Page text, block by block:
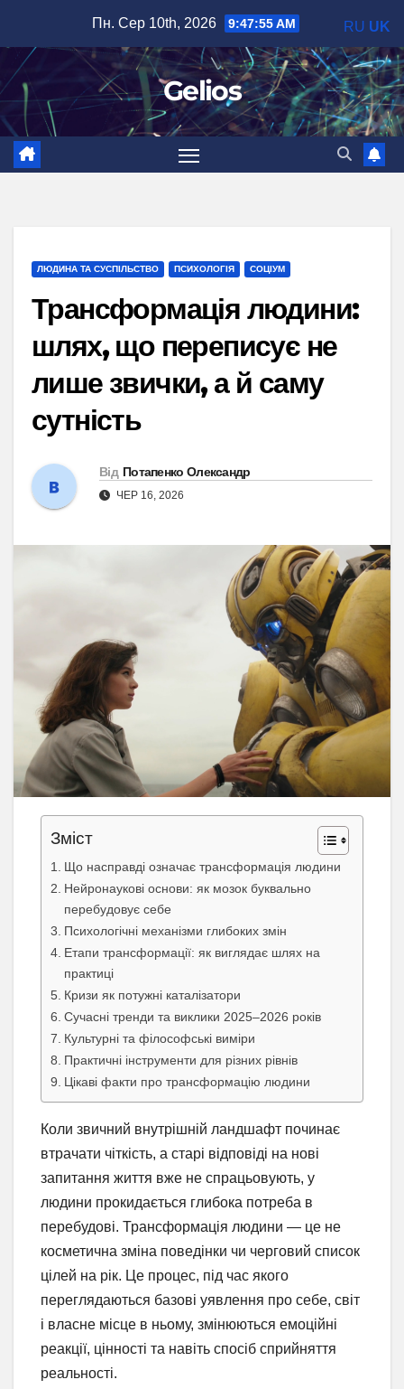
вмісту
Пн. Сер 10th, 2026 9:47:56 AM
Gelios
ЛЮДИНА ТА СУСПІЛЬСТВО ПСИХОЛОГІЯ СОЦІУМ
Трансформація людини:
шлях, що переписує не
лише звички, а й саму
сутність
Від Потапенко Олександр
ЧЕР 16, 2026
Зміст
Що насправді означає трансформація людини
Нейронаукові основи: як мозок буквально
перебудовує себе
Психологічні механізми глибоких змін
Етапи трансформації: як виглядає шлях на
практиці
Кризи як потужні каталізатори
Сучасні тренди та виклики 2025–2026 років
Культурні та філософські виміри
Практичні інструменти для різних рівнів
Цікаві факти про трансформацію людини
Коли звичний внутрішній ландшафт починає
втрачати чіткість, а старі відповіді на нові
запитання життя вже не спрацьовують, у
людини прокидається глибока потреба в
перебудові. Трансформація людини — це не
косметична зміна поведінки чи черговий список
цілей на рік. Це процес, під час якого
переглядаються базові уявлення про себе, світ
і власне місце в ньому, змінюються емоційні
реакції, цінності та навіть спосіб сприйняття
реальності.
RU UK